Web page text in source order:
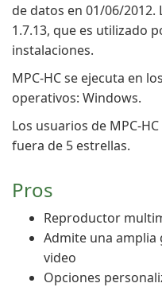
de datos en 01/06/2012.
1.7.13, que es utilizado
instalaciones.
MPC-HC se ejecuta en
operativos: Windows.
Los usuarios de MPC-
fuera de 5 estrellas.
Pros
Reproductor
Admite una
video
Opciones